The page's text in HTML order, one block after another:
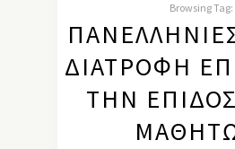
Browsing Tag:
ΔΙΑΤΡΟΦΉ
ΤΗΝ